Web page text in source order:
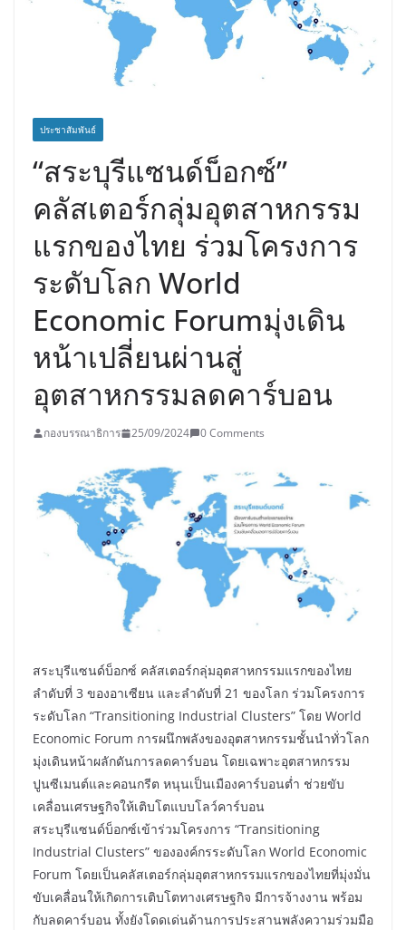
ประชาสัมพันธ์
“สระบุรีแซนด์บ็อกซ์”
คลัสเตอร์กลุ่มอุตสาหกรรม
แรกของไทย ร่วมโครงการ
ระดับโลก World
Economic Forumมุ่งเดิน
หน้าเปลี่ยนผ่านสู่
อุตสาหกรรมลดคาร์บอน
กองบรรณาธิการ 25/09/2024 0 Comments
สระบุรีแซนด์บ็อกซ์ คลัสเตอร์กลุ่มอุตสาหกรรมแรกของไทย
ลำดับที่ 3 ของอาเซียน และลำดับที่ 21 ของโลก ร่วมโครงการ
ระดับโลก “Transitioning Industrial Clusters” โดย World
Economic Forum การผนึกพลังของอุตสาหกรรมชั้นนำทั่วโลก
มุ่งเดินหน้าผลักดันการลดคาร์บอน โดยเฉพาะอุตสาหกรรม
ปูนซีเมนต์และคอนกรีต หนุนเป็นเมืองคาร์บอนต่ำ ช่วยขับ
เคลื่อนเศรษฐกิจให้เติบโตแบบโลว์คาร์บอน
สระบุรีแซนด์บ็อกซ์เข้าร่วมโครงการ “Transitioning
Industrial Clusters” ขององค์กรระดับโลก World Economic
Forum โดยเป็นคลัสเตอร์กลุ่มอุตสาหกรรมแรกของไทยที่มุ่งมั่น
ขับเคลื่อนให้เกิดการเติบโตทางเศรษฐกิจ มีการจ้างงาน พร้อม
กับลดคาร์บอน ทั้งยังโดดเด่นด้านการประสานพลังความร่วมมือ